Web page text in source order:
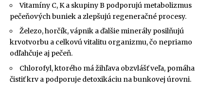
Vitamíny C, K a skupiny B podporujú metabolizmus
pečeňových buniek a zlepšujú regeneračné procesy.
Železo, horčík, vápnik a ďalšie minerály posilňujú
krvotvorbu a celkovú vitalitu organizmu, čo nepriamo
odľahčuje aj pečeň.
Chlorofyl, ktorého má žihľava obzvlášť veľa, pomáha
čistiť krv a podporuje detoxikáciu na bunkovej úrovni.